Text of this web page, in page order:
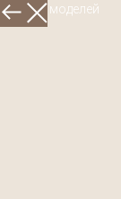
Больше моделей